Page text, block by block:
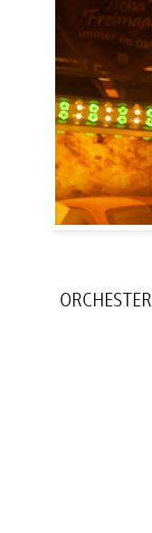
ORCHESTER